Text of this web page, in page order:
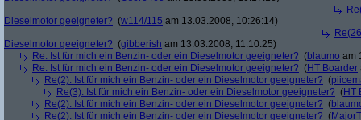
Dieselmotor geeigneter? (w114/115 am 13.03.2008, 10:26:14)
Dieselmotor geeigneter? (gibberish am 13.03.2008, 11:10:25)
Re: Ist für mich ein Benzin- oder ein Dieselmotor geeigneter? (blaumo am
Re: Ist für mich ein Benzin- oder ein Dieselmotor geeigneter? (HT Boarder
Re(2): Ist für mich ein Benzin- oder ein Dieselmotor geeigneter? (
Re(3): Ist für mich ein Benzin- oder ein Dieselmotor geeigneter? (HT
Re(2): Ist für mich ein Benzin- oder ein Dieselmotor geeigneter? (
Re(2): Ist für mich ein Benzin- oder ein Dieselmotor geeigneter? (